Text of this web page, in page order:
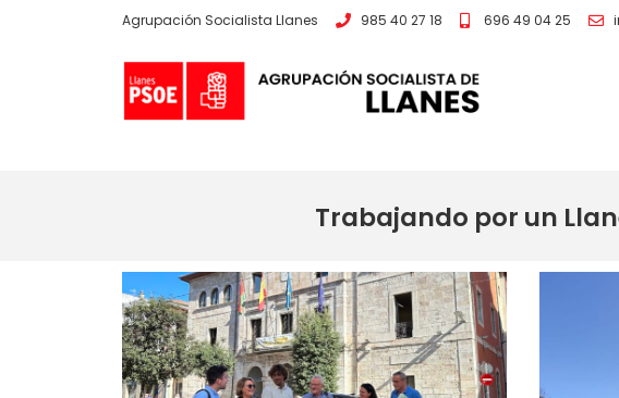
Agrupación Socialista Llanes 985 40 27 18 696 49 04 25
Trabajando por un